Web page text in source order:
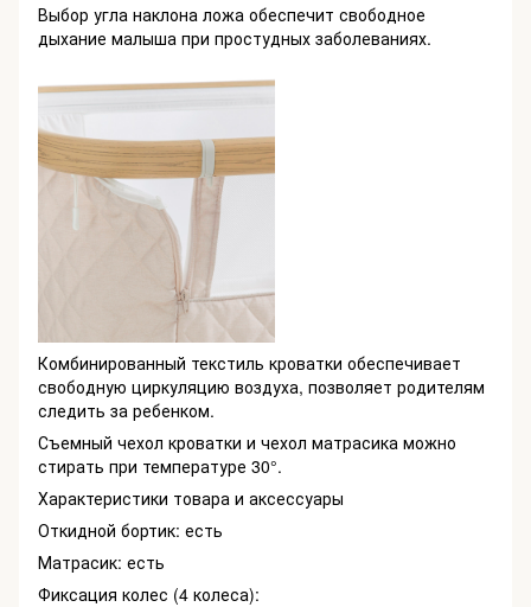
Выбор угла наклона ложа обеспечит свободное
дыхание малыша при простудных заболеваниях.
Комбинированный текстиль кроватки обеспечивает
свободную циркуляцию воздуха, позволяет родителям
следить за ребенком.
Съемный чехол кроватки и чехол матрасика можно
стирать при температуре 30°.
Характеристики товара и аксессуары
Откидной бортик: есть
Матрасик: есть
Фиксация колес (4 колеса):